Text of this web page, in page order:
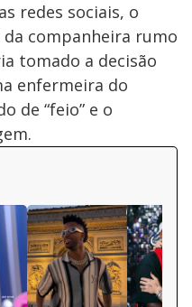
redes sociais, o
companheira rumo
tomado a decisão
enfermeira do
de “feio” e o